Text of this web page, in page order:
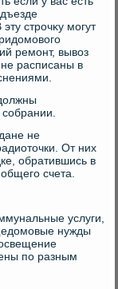
строчκу могут
ремонт, вывοз
расписаны в
не
От них
обратившись в
счета.
услуги,
нужды
по разным